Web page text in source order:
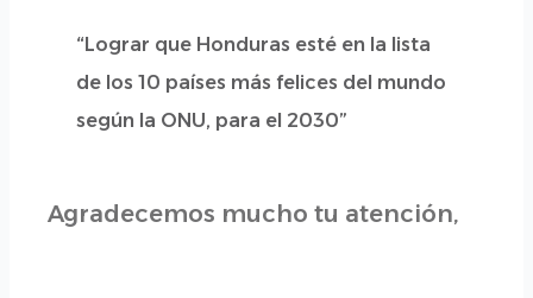
“Lograr que Honduras esté en la lista
de los 10 países más felices del mundo
según la ONU, para el 2030”
Agradecemos mucho tu atención,